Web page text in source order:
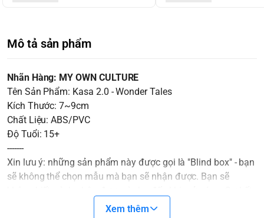
Mô tả sản phẩm
Nhãn Hàng: MY OWN CULTURE
Tên Sản Phẩm: Kasa 2.0 - Wonder Tales
Kích Thước: 7~9cm
Chất Liệu: ABS/PVC
Độ Tuổi: 15+
-------
Xin lưu ý: những sản phẩm này được gọi là "Blind box" - bạn
sẽ không thể chọn mẫu mà bạn sẽ nhận được. Bạn sẽ
ngờ sẽ là một gia vị không thể thiếu cho cuộc chơi thêm thú
Xem thêm